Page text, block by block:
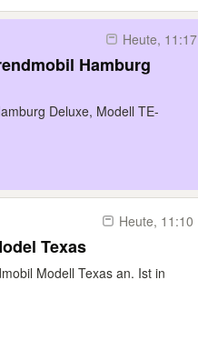
Heute, 11:17
Hamburg
Deluxe, Modell TE-
Heute, 11:10
Texas
Modell Texas an. Ist in